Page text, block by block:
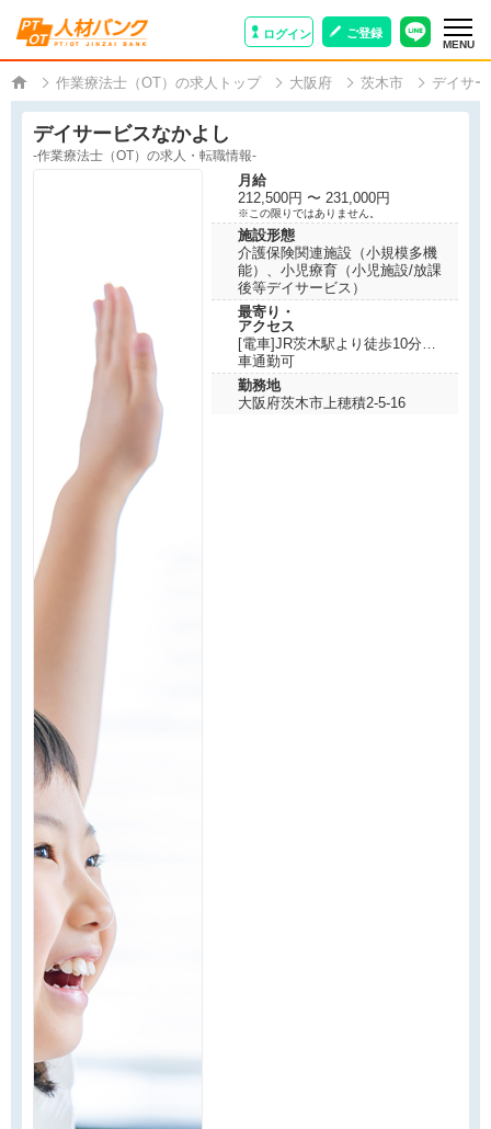
ログイン ご登録
MENU
作業療法士（OT）の求人トップ 大阪府 茨木市 デイサ
デイサービスなかよし
-作業療法士（OT）の求人・転職情報-
月給
212,500円 〜 231,000円
※この限りではありません。
施設形態
介護保険関連施設（小規模多機
能）、小児療育（小児施設/放課
後等デイサービス）
最寄り・
アクセス
[電車]JR茨木駅より徒歩10分
車通勤可
勤務地
大阪府茨木市上穂積2-5-16